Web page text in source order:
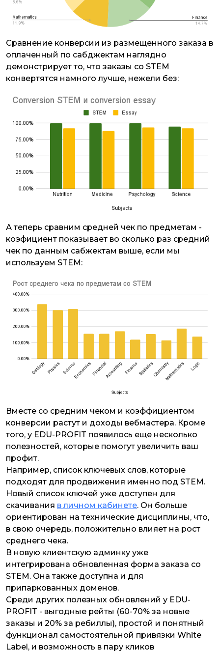
Сравнение конверсии из размещенного заказа в
оплаченный по сабджектам наглядно
демонстрирует то, что заказы со STEM
конвертятся намного лучше, нежели без:
А теперь сравним средней чек по предметам -
коэфициент показывает во сколько раз средний
чек по данным сабжектам выше, если мы
используем STEM:
Вместе со средним чеком и коэффициентом
конверсии растут и доходы вебмастера. Кроме
того, у EDU-PROFIT появилось еще несколько
полезностей, которые помогут увеличить ваш
профит.
Например, список ключевых слов, которые
подходят для продвижения именно под STEM.
Новый список ключей уже доступен для
скачивания в личном кабинете. Он больше
ориентирован на технические дисциплины, что,
в свою очередь, положительно влияет на рост
среднего чека.
В новую клиентскую админку уже
интегрирована обновленная форма заказа со
STEM. Она также доступна и для
припаркованных доменов.
Среди других полезных обновлений у EDU-
PROFIT - выгодные рейты (60-70% за новые
заказы и 20% за ребиллы), простой и понятный
функционал самостоятельной привязки White
Label, и возможность в пару кликов